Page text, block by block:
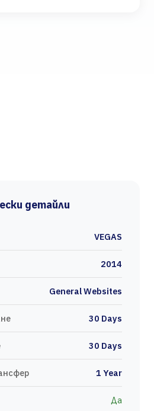
детайли
VEGAS
2014
General Websites
30 Days
30 Days
1 Year
Да